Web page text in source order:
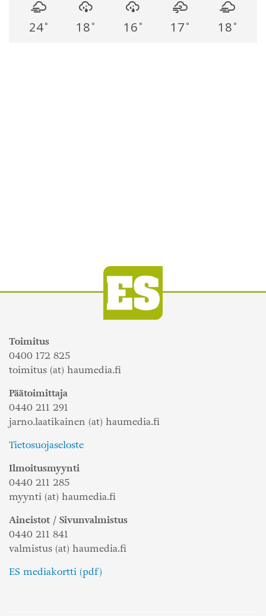
24° 18 ° 16 ° 17 ° 18 °
Toimitus
0400 172 825
toimitus (at) haumedia.fi
Päätoimittaja
0440 211 291
jarno.laatikainen (at) haumedia.fi
Tietosuojaseloste
Ilmoitusmyynti
0440 211 285
myynti (at) haumedia.fi
Aineistot / Sivunvalmistus
0440 211 841
valmistus (at) haumedia.fi
ES mediakortti (pdf)